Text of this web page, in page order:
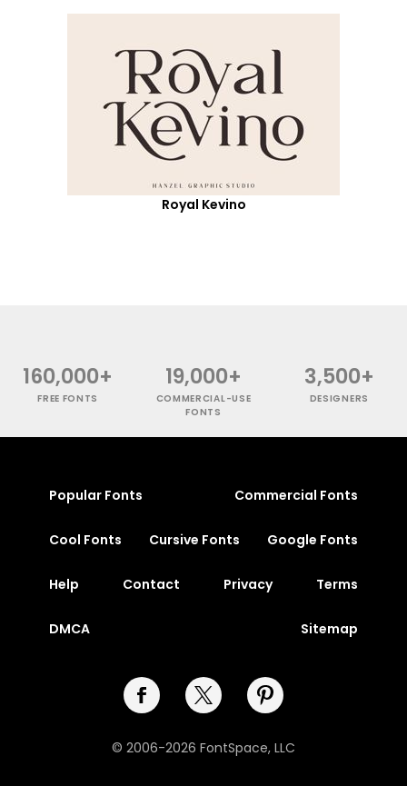
Royal Kevino
160,000+
FREE FONTS
19,000+
COMMERCIAL-USE
FONTS
3,500+
DESIGNERS
Popular Fonts Commercial Fonts
Cool Fonts Cursive Fonts Google Fonts
Help Contact Privacy Terms
DMCA Sitemap
© 2006-2026 FontSpace, LLC